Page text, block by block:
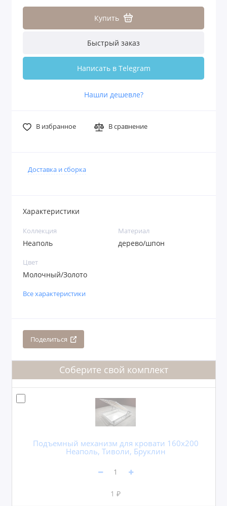
Купить
Быстрый заказ
Написать в Telegram
Нашли дешевле?
В избранное В сравнение
Доставка и сборка
Характеристики
Коллекция
Неаполь
Материал
дерево/шпон
Цвет
Молочный/Золото
Все характеристики
Поделиться
Соберите свой комплект
Подъемный механизм для кровати 160x200
Неаполь, Тиволи, Бруклин
1 ₽